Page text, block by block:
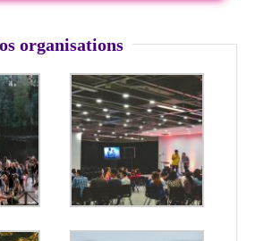
organisations